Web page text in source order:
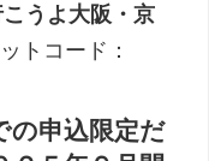
うよ大阪・京
トコード：
の申込限定だ